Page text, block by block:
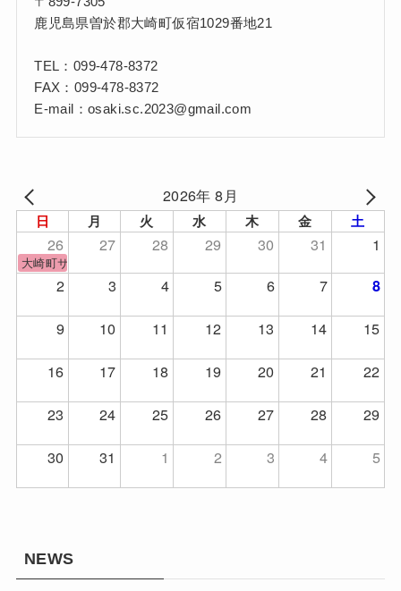
鹿児島県曽於郡大崎町仮宿1029番地21
TEL：099-478-8372
FAX：099-478-8372
E-mail：osaki.sc.2023@gmail.com
2026年 8月
日 月 火 水 木 金 土
26 27 28 29 30 31 1
大崎町サッカーフェスティバル
2 3 4 5 6 7 8
9 10 11 12 13 14
15
16
17 18 19 20 21
22
23
24 25 26 27 28
29
30
31 1 2 3 4 5
NEWS